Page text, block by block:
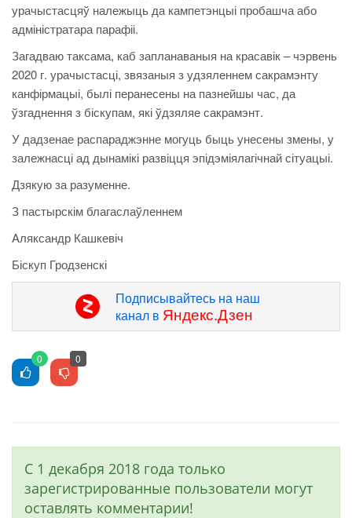
урачыстасцяў належыць да кампетэнцыі пробашча або
адміністратара парафіі.
Загадваю таксама, каб запланаваныя на красавік – чэрвень
2020 г. урачыстасці, звязаныя з удзяленнем сакрамэнту
канфірмацыі, былі перанесены на пазнейшы час, да
ўзгаднення з біскупам, які ўдзяляе сакрамэнт.
У дадзенае распараджэнне могуць быць унесены змены, у
залежнасці ад дынамікі развіцця эпідэміялагічнай сітуацыі.
Дзякую за разуменне.
З пастырскім благаслаўленнем
Aляксандр Кашкевіч
Біскуп Гродзенскі
Подписывайтесь на наш
канал в Яндекс.Дзен
0 0
С 1 декабря 2018 года только
зарегистрированные пользователи могут
оставлять комментарии!